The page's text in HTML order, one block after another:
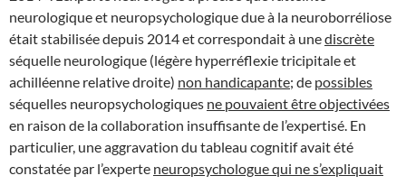
neurologique et neuropsychologique due à la neuroborréliose
était stabilisée depuis 2014 et correspondait à unediscrète
séquelle neurologique (légère hyperréflexie tricipitale et
achilléenne relative droite) non handicapante; de possibles
séquelles neuropsychologiques ne pouvaient être objectivées
en raison de la collaboration insuffisante de l’expertisé. En
particulier, une aggravation du tableau cognitif avait été
constatée par l’experte neuropsychologue qui ne s’expliquait